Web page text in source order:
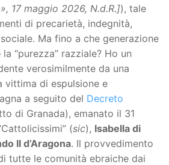
17 maggio 2026, N.d.R.]), tale
di precarietà, indegnità,
Ma fino a che generazione
“purezza” razziale? Ho un
verosimilmente da una
vittima di espulsione e
a seguito del Decreto
di Granada), emanato il 31
(sic), Isabella di
II d’Aragona. Il provvedimento
tutte le comunità ebraiche dai